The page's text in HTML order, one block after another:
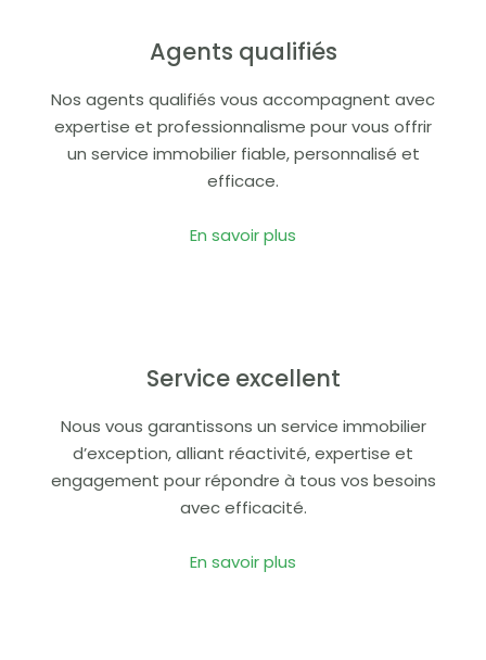
Agents qualifiés
Nos agents qualifiés vous accompagnent avec
expertise et professionnalisme pour vous offrir
un service immobilier fiable, personnalisé et
efficace.
En savoir plus
Service excellent
Nous vous garantissons un service immobilier
d’exception, alliant réactivité, expertise et
engagement pour répondre à tous vos besoins
avec efficacité.
En savoir plus